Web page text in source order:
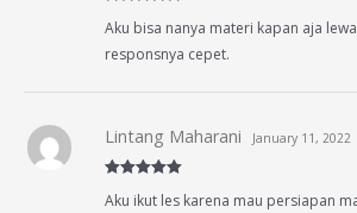
of 5
Aku bisa nanya materi kapan aja
responsnya cepet.
of 5
Lintang Maharani January 11, 2022
Aku ikut les karena mau persiapan